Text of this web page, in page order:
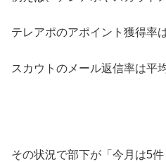
テレアポのアポイント獲得率
スカウトのメール返信率は平
その状況で部下が「今月は5